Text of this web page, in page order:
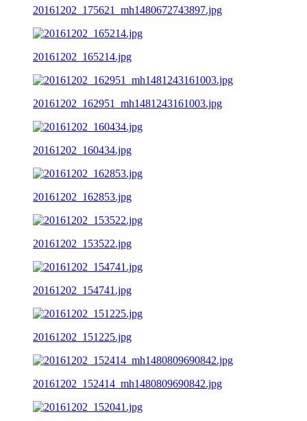
20161202_175621_mh1480672743897.jpg
20161202_165214.jpg
20161202_162951_mh1481243161003.jpg
20161202_160434.jpg
20161202_162853.jpg
20161202_153522.jpg
20161202_154741.jpg
20161202_151225.jpg
20161202_152414_mh1480809690842.jpg